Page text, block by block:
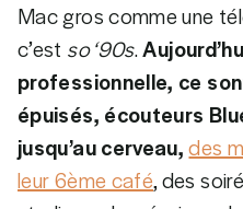
Mac gros comme une
c’est so ‘90s.
professionnelle, ce
épuisés, écouteurs
jusqu’au cerveau,des
leur 6ème café, des